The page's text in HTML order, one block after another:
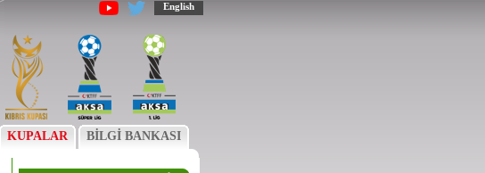
English
KUPALAR BİLGİ BANKASI